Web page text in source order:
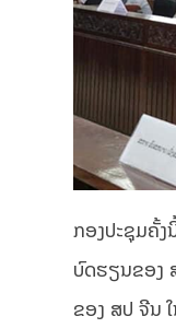
ກອງປະຊຸມຄັ້ງ
ບົດຮຽນຂອງ
ຂອງ ສປ ຈີນ